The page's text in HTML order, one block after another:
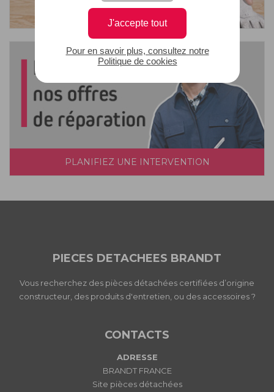
J'accepte tout
Pour en savoir plus, consultez notre
Politique de cookies
PLANIFIEZ UNE INTERVENTION
PIECES DETACHEES BRANDT
Vous recherchez des pièces détachées certifiées d’origine
constructeur, des produits d'entretien, ou des accessoires ?
CONTACTS
ADRESSE
BRANDT FRANCE
Site pièces détachées